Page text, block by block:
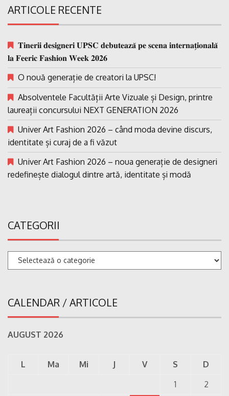
ARTICOLE RECENTE
𝐓𝐢𝐧𝐞𝐫𝐢𝐢 𝐝𝐞𝐬𝐢𝐠𝐧𝐞𝐫𝐢 𝐔𝐏𝐒𝐂 𝐝𝐞𝐛𝐮𝐭𝐞𝐚𝐳𝐚̆ 𝐩𝐞 𝐬𝐜𝐞𝐧𝐚 𝐢𝐧𝐭𝐞𝐫𝐧𝐚𝐭̗𝐢𝐨𝐧𝐚𝐥𝐚̆
𝐥𝐚 𝐅𝐞𝐞𝐫𝐢𝐜 𝐅𝐚𝐬𝐡𝐢𝐨𝐧 𝐖𝐞𝐞𝐤 𝟐𝟎𝟐𝟔
O nouă generație de creatori la UPSC!
Absolventele Facultății Arte Vizuale și Design, printre
laureații concursului NEXT GENERATION 2026
Univer Art Fashion 2026 – când moda devine discurs,
identitate și curaj de a fi văzut
Univer Art Fashion 2026 – noua generație de designeri
redefinește dialogul dintre artă, identitate și modă
CATEGORII
Categorii
CALENDAR / ARTICOLE
AUGUST 2026
L Ma Mi J V S
D
1
2